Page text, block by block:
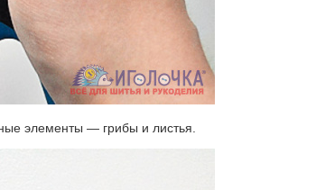
элементы — грибы и листья.